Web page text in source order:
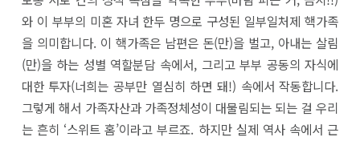
와 이 부부의 미혼 자녀 한두 명으로 구성된 일부일처제 핵가족
을 의미합니다. 이 핵가족은 남편은 돈(만)을 벌고, 아내는 살림
(만)을 하는 성별 역할분담 속에서, 그리고 부부 공동의 자식에
대한 투자(너희는 공부만 열심히 하면 돼!) 속에서 작동합니다.
그렇게 해서 가족자산과 가족정체성이 대물림되는 되는 걸 우리
는 흔히 ‘스위트 홈’이라고 부르죠. 하지만 실제 역사 속에서 근